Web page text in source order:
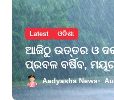
Latest ଓଡିଶା
ଆଜିଠୁ ଉତ୍ତର ଓ
ପ୍ରବଳ ବର୍ଷିବ,
କେନ୍ଦୁଝରକୁ
ଜିଲ୍ଲାକୁ ୟେଲୋ
Aadyasha News